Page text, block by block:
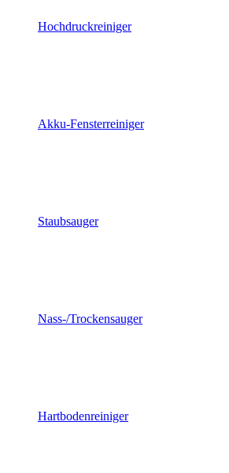
Hochdruckreiniger
Akku-Fensterreiniger
Staubsauger
Nass-/Trockensauger
Hartbodenreiniger